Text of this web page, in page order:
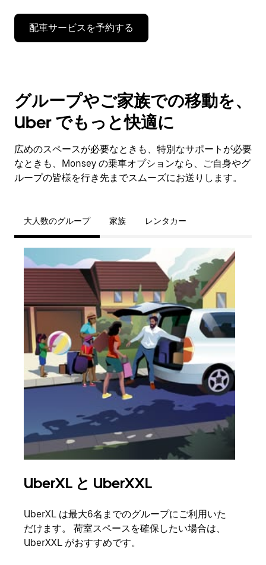
ま
す。配車サービスを予約する
グループやご家族での移動を、
Uber でもっと快適に
広めのスペースが必要なときも、特別なサポートが必要
なときも、Monsey の乗車オプションなら、ご自身やグ
ループの皆様を行き先までスムーズにお送りします。
大人数のグループ 家族 レンタカー
UberXL と UberXXL
UberXL は最大6名までのグループにご利用いた
だけます。 荷室スペースを確保したい場合は、
UberXXL がおすすめです。